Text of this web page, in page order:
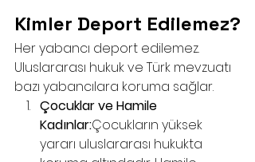
Kimler Deport Edilemez?
Her yabancı deport edilemez.
Uluslararası hukuk ve Türk mevzuatı
bazı yabancılara koruma sağlar.
Çocuklar ve Hamile
Kadınlar:Çocukların yüksek
yararı uluslararası hukukta